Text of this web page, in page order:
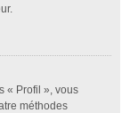
« Profil », vous
méthodes